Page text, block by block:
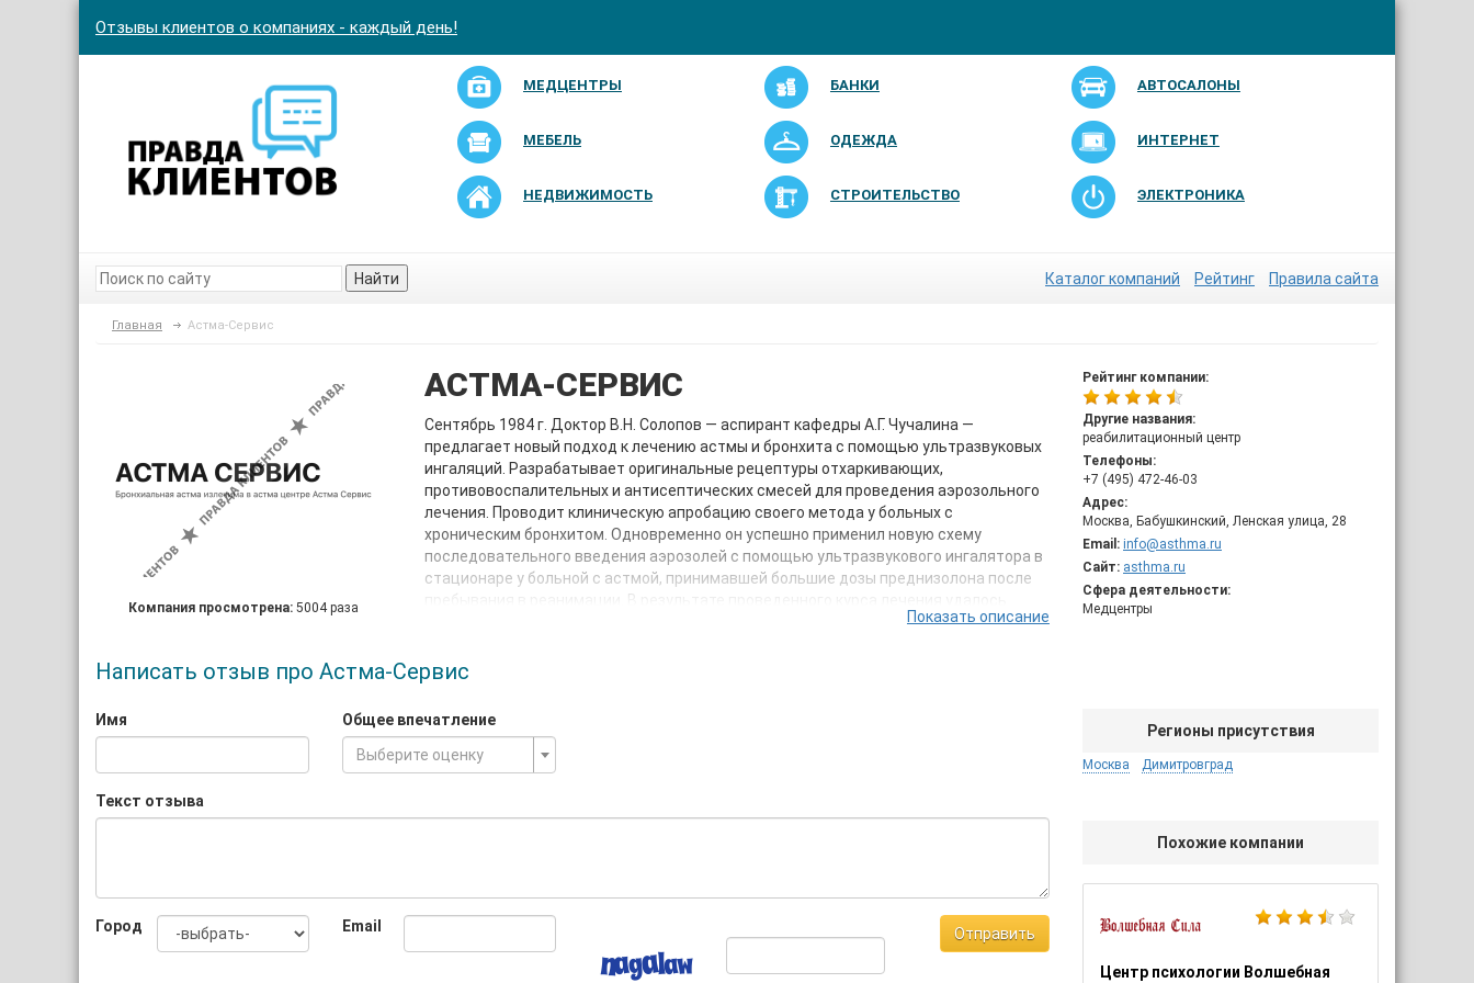
Отзывы клиентов о компаниях - каждый день!
МЕДЦЕНТРЫ БАНКИ АВТОСАЛОНЫ
МЕБЕЛЬ ОДЕЖДА ИНТЕРНЕТ
НЕДВИЖИМОСТЬ СТРОИТЕЛЬСТВО ЭЛЕКТРОНИКА
Найти Каталог компаний Рейтинг Правила сайта
Главная Астма-Сервис
Рейтинг компании:
Другие названия:
реабилитационный центр
Телефоны:
+7 (495) 472-46-03
Адрес:
Москва, Бабушкинский, Ленская улица, 28
Email: info@asthma.ru
Сайт: asthma.ru
Сфера деятельности:
Медцентры
Регионы присутствия
Москва Димитровград
Похожие компании
Центр психологии Волшебная
Компания просмотрена: 5004 раза
АСТМА-СЕРВИС
Сентябрь 1984 г. Доктор В.Н. Солопов — аспирант кафедры А.Г. Чучалина —
предлагает новый подход к лечению астмы и бронхита с помощью ультразвуковых
ингаляций. Разрабатывает оригинальные рецептуры отхаркивающих,
противовоспалительных и антисептических смесей для проведения аэрозольного
лечения. Проводит клиническую апробацию своего метода у больных с
хроническим бронхитом. Одновременно он успешно применил новую схему
последовательного введения аэрозолей с помощью ультразвукового ингалятора в
стационаре у больной с астмой, принимавшей большие дозы преднизолона после
пребывания в реанимации. В результате проведенного курса лечения удалось
отменить системные стероиды, больная выписана с нормальной легочной
была госпитализирована. Периодически повторяет курс ингаляционного лечения. К
Ноябрь-декабрь 1986 г. В.Н. Солопов готовит доклад к научной конференции
«Немедикаментозные методы лечения бронхиальной астмы», организованной
научным сотрудником на кафедру А.Г. Чучалина. В эти годы он безуспешно пытается
внедрить новый метод лечения в практическое здравоохранение. Одновременно
занимается научной работой. Консультирует Ирину Викторовну Луничкину, которая
Показать описание
Написать отзыв про Астма-Сервис
Имя
Общее впечатление
Выберите оценку
Текст отзыва
Город Email Отправить